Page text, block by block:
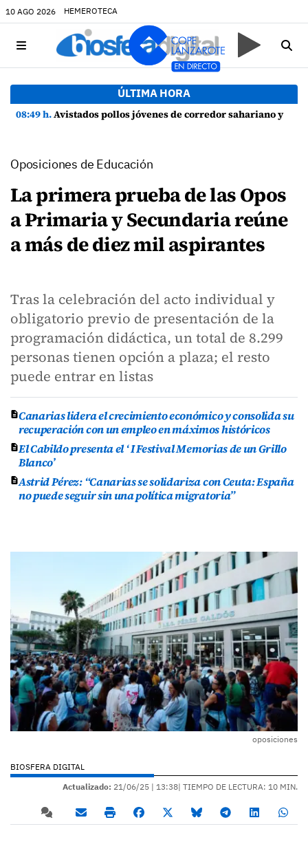
10 AGO 2026 HEMEROTECA
ÚLTIMA HORA
08:49 h.Avistados pollos jóvenes de corredor sahariano y episodios de cortejo de hubara cerca del rally de Lanzarote
Oposiciones de Educación
La primera prueba de las Opos
a Primaria y Secundaria reúne
a más de diez mil aspirantes
Tras la celebración del acto individual y
obligatorio previo de presentación de la
programación didáctica, un total de 8.299
personas tienen opción a plaza; el resto
puede entrar en listas
Canarias lidera el crecimiento económico y consolida su
recuperación con un empleo en máximos históricos
El Cabildo presenta el ‘ I Festival Memorias de un Grillo
Blanco’
Astrid Pérez: “Canarias se solidariza con Ceuta: España
no puede seguir sin una política migratoria”
oposiciones
BIOSFERA DIGITAL
Actualizado: 21/06/25 | 13:38| TIEMPO DE LECTURA: 10 MIN.